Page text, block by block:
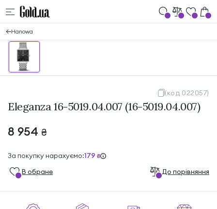
Hanowa
(код 022057)
Eleganza 16-5019.04.007 (16-5019.04.007)
8 954 ₴
За покупку нарахуємо:179 ₴
В обране До порівняння